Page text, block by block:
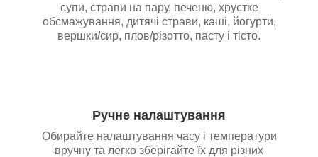
супи, страви на пару, печеню, хрустке
обсмажування, дитячі страви, каші, йогурти,
вершки/сир, плов/різотто, пасту і тісто.
Ручне налаштування
Обирайте налаштування часу і температури
вручну та легко зберігайте їх для різних